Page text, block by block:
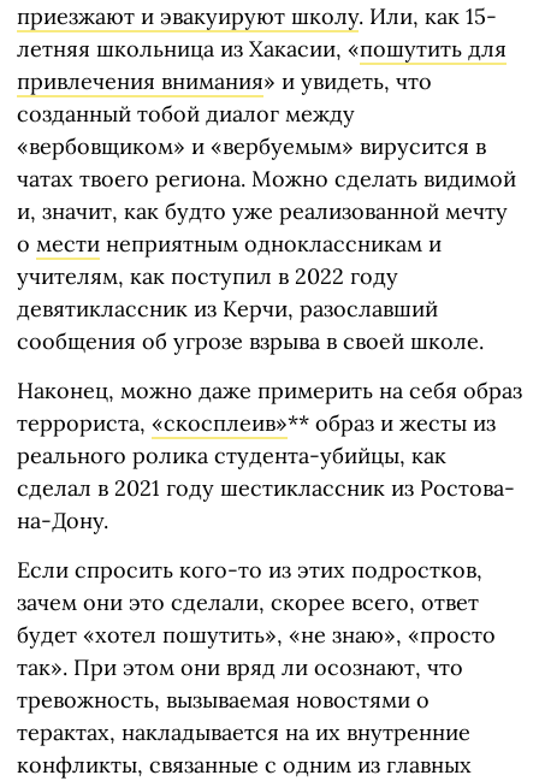
приезжают и эвакуируют школу. Или, как 15-
летняя школьница из Хакасии, «пошутить для
привлечения внимания» и увидеть, что
созданный тобой диалог между
«вербовщиком» и «вербуемым» вирусится в
чатах твоего региона. Можно сделать видимой
и, значит, как будто уже реализованной мечту
о мести неприятным одноклассникам и
учителям, как поступил в 2022 году
девятиклассник из Керчи, разославший
сообщения об угрозе взрыва в своей школе.
Наконец, можно даже примерить на себя образ
террориста, «скосплеив»** образ и жесты из
реального ролика студента-убийцы, как
сделал в 2021 году шестиклассник из Ростова-
на-Дону.
Если спросить кого-то из этих подростков,
зачем они это сделали, скорее всего, ответ
будет «хотел пошутить», «не знаю», «просто
так». При этом они вряд ли осознают, что
тревожность, вызываемая новостями о
терактах, накладывается на их внутренние
конфликты, связанные с одним из главных